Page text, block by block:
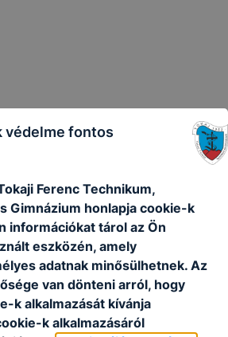
védelme fontos
Ferenc Technikum,
Gimnázium honlapja cookie-k
információkat tárol az Ön
eszközén, amely
adatnak minősülhetnek. Az
van dönteni arról, hogy
k alkalmazását kívánja
k alkalmazásáról